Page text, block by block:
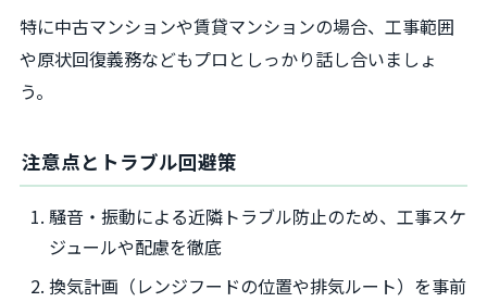
特に中古マンションや賃貸マンションの場合、工事範囲
や原状回復義務などもプロとしっかり話し合いましょ
う。
注意点とトラブル回避策
騒音・振動による近隣トラブル防止のため、工事スケ
ジュールや配慮を徹底
換気計画（レンジフードの位置や排気ルート）を事前